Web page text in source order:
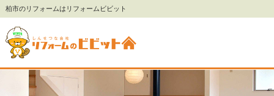
柏市のリフォームはリフォームビビット